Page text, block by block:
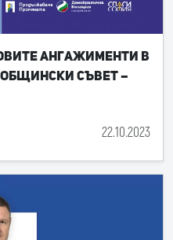
ангажименти в
съвет –
22.10.2023